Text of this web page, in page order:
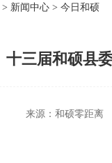
> 新闻中心 > 今日和硕
十三届和硕县
来源：和硕零距离